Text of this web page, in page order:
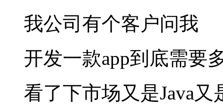
我公司有个客户问我
开发一款app到底需要
看了下市场又是Java又